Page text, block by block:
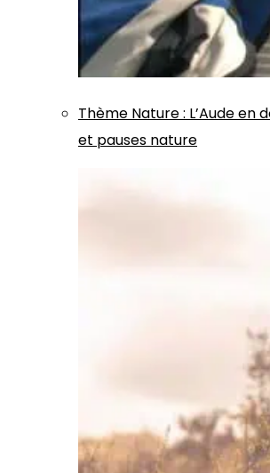
Thème Nature: L’Aude en
et pauses nature